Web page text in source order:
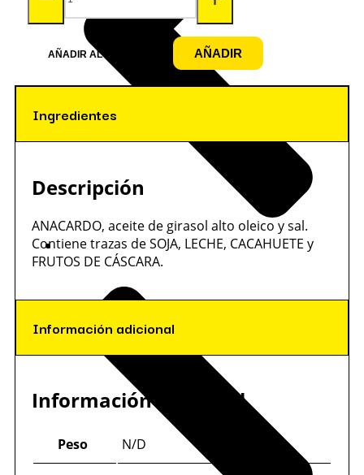
AÑADIR AL CARRITO AÑADIR
Ingredientes
Descripción
ANACARDO, aceite de girasol alto oleico y sal.
Contiene trazas de SOJA, LECHE, CACAHUETE y
FRUTOS DE CÁSCARA.
Información adicional
Información adicional
Peso N/D